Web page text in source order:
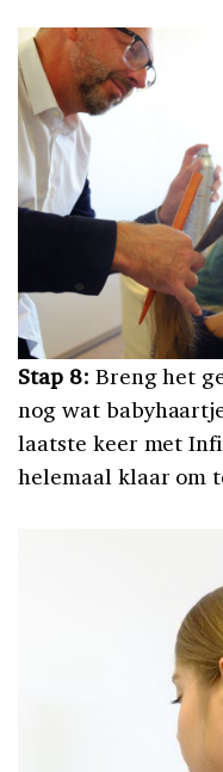
Stap 8: Breng het
nog wat
laatste keer met
helemaal klaar om